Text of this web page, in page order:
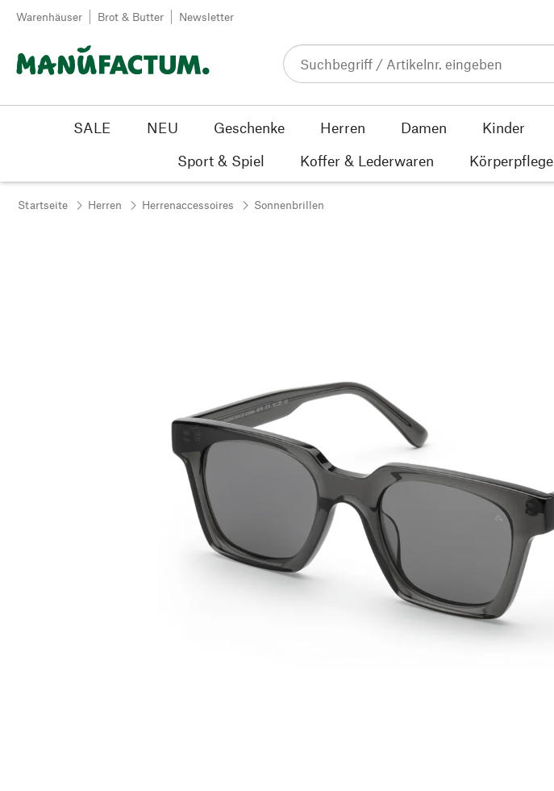
Zum Inhalt springen
Warenhäuser Brot & Butter Newsletter
SALE NEU Geschenke Herren Damen Kinder
Sport & Spiel
Koffer & Lederwaren Körperpflege
Startseite Herren Herrenaccessoires Sonnenbrillen